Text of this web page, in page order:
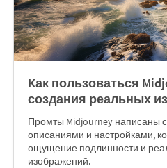
Как пользоваться
создания реальных
Промты Midjourney написаны
описаниями и настройками,
ощущение подлинности и
изображений.